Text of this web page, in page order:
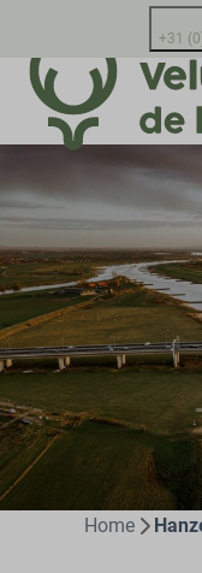
+31
Home